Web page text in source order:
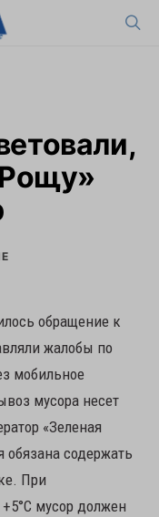
обращение к
жалобы по
мобильное
мусора несет
«Зеленая
содержать
При
мусор должен